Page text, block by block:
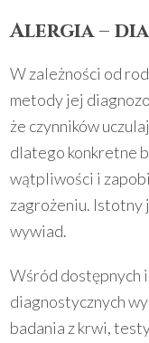
Alergia –
W zależności od
metody jej
że czynników
dlatego konkretne
wątpliwości i
zagrożeniu. Istotny
wywiad.
Wśród dostępnych
diagnostycznych
badania z krwi,